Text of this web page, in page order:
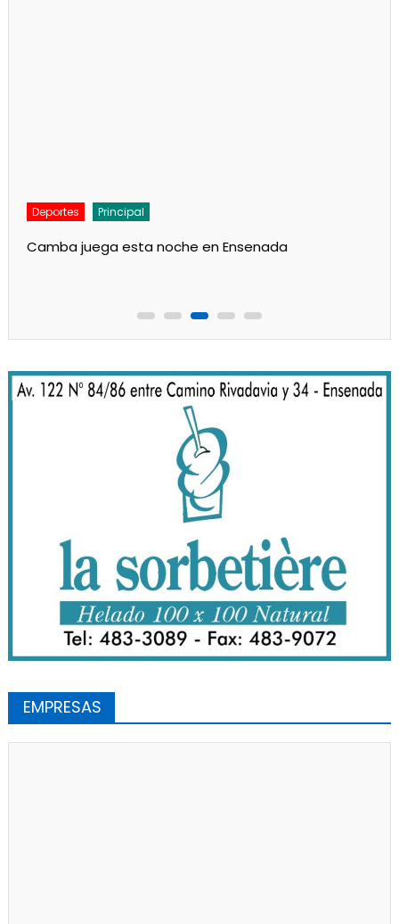
Deportes Principal
Camba juega esta noche en Ensenada
EMPRESAS